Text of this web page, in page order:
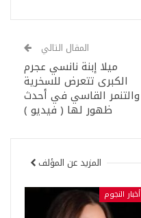
المقال التالي
ميلا إبنة نانسي عجرم
الكبرى تتعرض للسخرية
والتنمر القاسي في أحدث
ظهور لها ( فيديو )
المزيد عن المؤلف
أخبار النجوم